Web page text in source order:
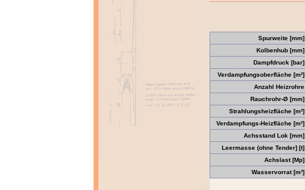
Spurweite [mm]
Kolbenhub [mm]
Dampfdruck [bar]
Verdampfungsoberfläche [m²]
Anzahl Heizrohre
Rauchrohr-Ø [mm]
Strahlungsheizfläche [m²]
Verdampfungs-Heizfläche [m²]
Achsstand Lok [mm]
Leermasse (ohne Tender] [t]
Achslast [Mp]
Wasservorrat [m³]